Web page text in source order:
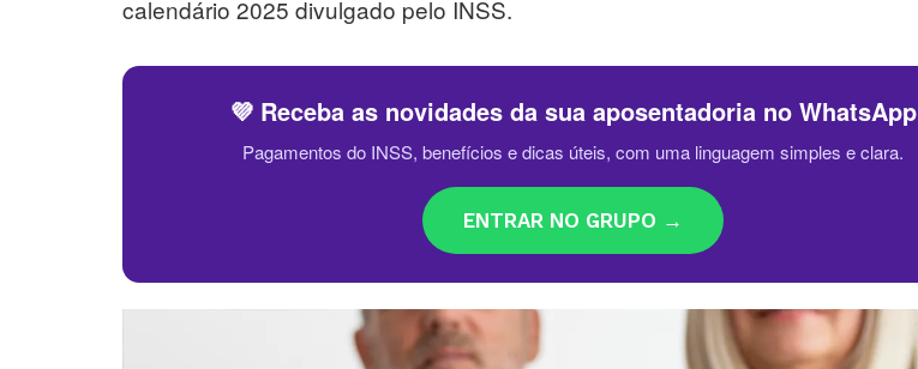
calendário 2025 divulgado pelo INSS.
💜 Receba as novidades da sua aposentadoria no WhatsApp
Pagamentos do INSS, benefícios e dicas úteis, com uma linguagem simples e clara.
ENTRAR NO GRUPO →